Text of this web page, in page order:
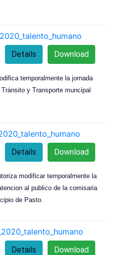
Download
Details
temporalmente la jornada
y Transporte muncipal
Download
Details
modificar temporalmente la
al publico de la comisaria
de Pasto.
Download
Details